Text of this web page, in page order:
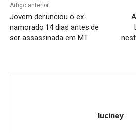
Artigo anterior
Jovem denunciou o ex-
namorado 14 dias antes de
ser assassinada em MT
luciney